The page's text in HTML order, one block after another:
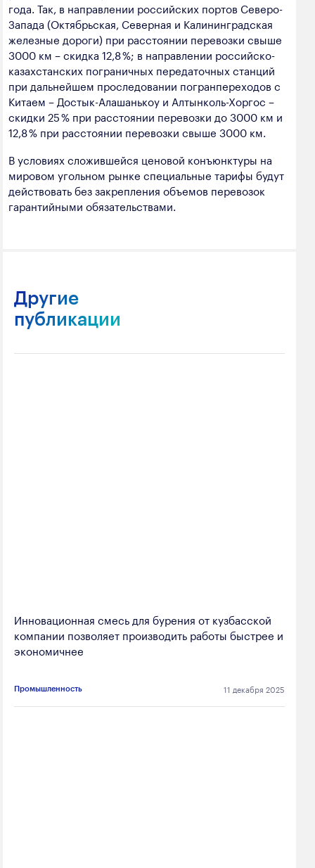
года. Так, в направлении российских портов Северо-
Запада (Октябрьская, Северная и Калининградская
железные дороги) при расстоянии перевозки свыше
3000 км – скидка 12,8 %; в направлении российско-
казахстанских пограничных передаточных станций
при дальнейшем проследовании погранпереходов с
Китаем – Достык-Алашанькоу и Алтынколь-Хоргос –
скидки 25 % при расстоянии перевозки до 3000 км и
12,8 % при расстоянии перевозки свыше 3000 км.
В условиях сложившейся ценовой конъюнктуры на
мировом угольном рынке специальные тарифы будут
действовать без закрепления объемов перевозок
гарантийными обязательствами.
Другие
публикации
Инновационная смесь для бурения от кузбасской
компании позволяет производить работы быстрее и
экономичнее
Промышленность 11 декабря 2025